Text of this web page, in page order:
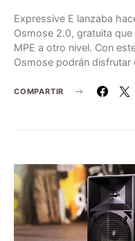
Expressive E lanzaba
Osmose 2.0, gratuita
MPE a otro nivel. Con
Osmose podrán disfrutar
COMPARTIR